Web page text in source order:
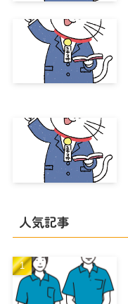
人気記事